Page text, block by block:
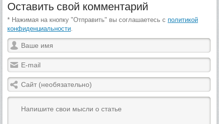
Оставить свой комментарий
* Нажимая на кнопку "Отправить" вы соглашаетесь с политикой
конфиденциальности.